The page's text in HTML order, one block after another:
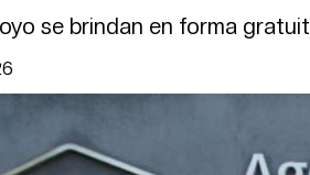
TV
se brindan en forma